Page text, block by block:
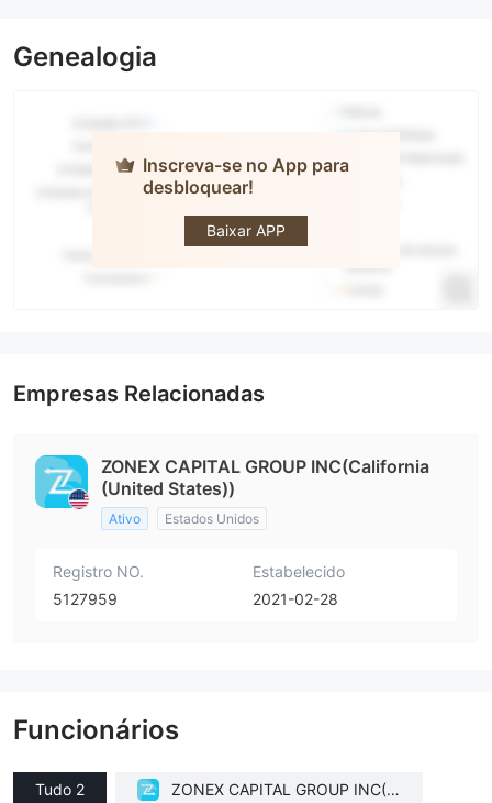
Genealogia
Inscreva-se no App para
desbloquear!
Baixar APP
Zonex
Empresas Relacionadas
ZONEX CAPITAL GROUP INC(California
(United States))
Ativo Estados Unidos
Registro NO.
5127959
Estabelecido
2021-02-28
Funcionários
Tudo 2 ZONEX CAPITAL GROUP INC(C